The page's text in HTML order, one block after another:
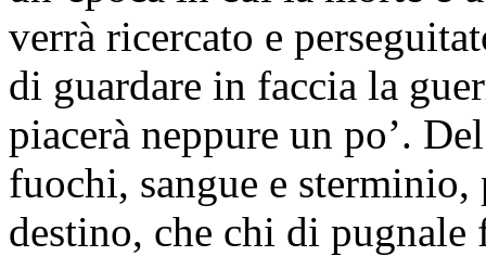
verrà ricercato e
di guardare in faccia la
piacerà neppure un po’.
fuochi, sangue e
destino, che chi di pugnale